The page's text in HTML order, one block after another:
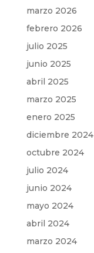
marzo 2026
febrero 2026
julio 2025
junio 2025
abril 2025
marzo 2025
enero 2025
diciembre 2024
octubre 2024
julio 2024
junio 2024
mayo 2024
abril 2024
marzo 2024